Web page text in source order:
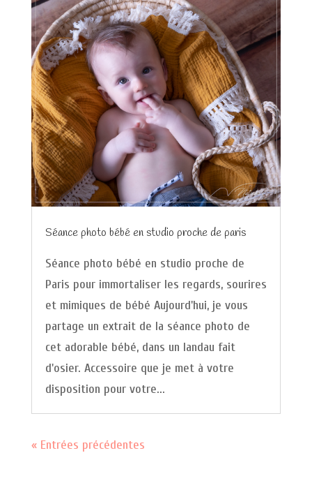
Séance photo bébé en studio proche de paris
Séance photo bébé en studio proche de
Paris pour immortaliser les regards, sourires
et mimiques de bébé Aujourd'hui, je vous
partage un extrait de la séance photo de
cet adorable bébé, dans un landau fait
d'osier. Accessoire que je met à votre
disposition pour votre...
« Entrées précédentes